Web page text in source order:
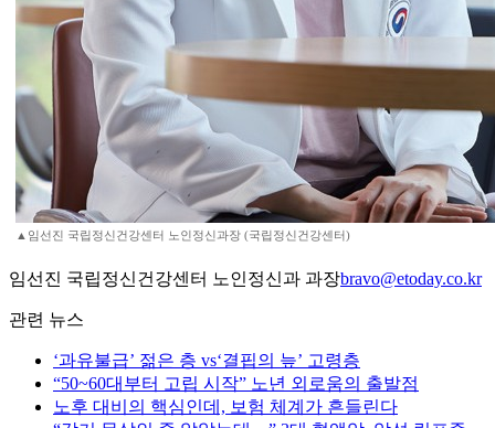
▲임선진 국립정신건강센터 노인정신과장 (국립정신건강센터)
임선진 국립정신건강센터 노인정신과 과장bravo@etoday.co.kr
관련 뉴스
‘과유불급’ 젊은 층 vs‘결핍의 늪’ 고령층
“50~60대부터 고립 시작” 노년 외로움의 출발점
노후 대비의 핵심인데, 보험 체계가 흔들린다